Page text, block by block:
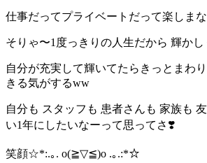
仕事だってプライベートだって楽しまな
そりゃ〜1度っきりの人生だから 輝かし
自分が充実して輝いてたらきっとまわ
きる気がするww
自分も スタッフも 患者さんも 家族も
い1年にしたいなーって思ってさ❣️
笑顔☆*:.｡. o(≧▽≦)o .｡.:*☆